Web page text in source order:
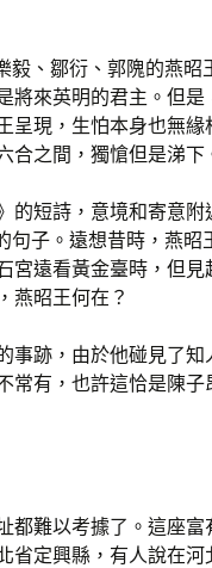
毅、鄒衍、郭隗的燕昭
將來英明的君主。但是
呈現，生怕本身也無緣
合之間，獨愴但是涕下
的短詩，意境和寄意附
句子。遠想昔時，燕昭
宮遠看黃金臺時，但見
燕昭王何在？
事跡，由於他碰見了知
常有，也許這恰是陳子
都難以考據了。這座富
省定興縣，有人說在河